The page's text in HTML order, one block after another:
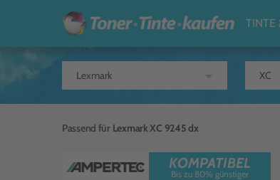
TINTE
Passend für Lexmark XC 9245 dx
KOMPATIBEL
Bis zu 80% günstiger